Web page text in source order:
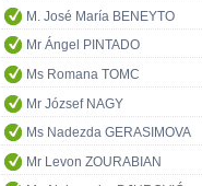
M. José María BENEYTO
Mr Ángel PINTADO
Ms Romana TOMC
Mr József NAGY
Ms Nadezda GERASIMOVA
Mr Levon ZOURABIAN